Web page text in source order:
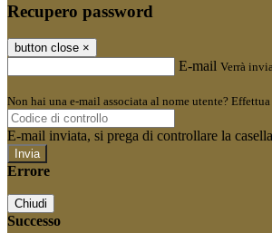
Recupero password
button close ×
E-mail Verrà
Non hai una e-mail associata al nome utente?
E-mail inviata, si prega di controllare la
Errore
Chiudi
Successo